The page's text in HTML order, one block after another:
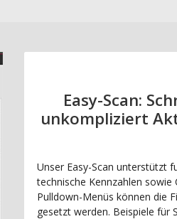
Easy-Scan:
unkompliziert
Unser Easy-Scan unterstützt
technische Kennzahlen sowie
Pulldown-Menüs können die
gesetzt werden. Beispiele für